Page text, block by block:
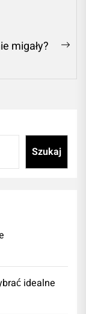
migały?
Szukaj
idealne